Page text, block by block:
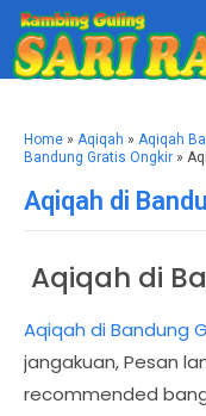
Home » Aqiqah » Aqiqah
Bandung Gratis Ongkir »
Aqiqah di
Aqiqah di
Aqiqah di Bandung
jangakuan, Pesan
recommended